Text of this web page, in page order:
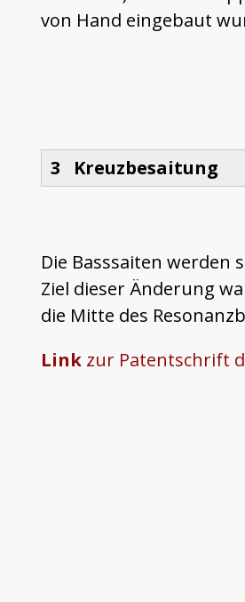
von Hand eingebaut
3 Kreuzbesaitung
Die Basssaiten
Ziel dieser Änderung
die Mitte des
Linkzur Patentschrift